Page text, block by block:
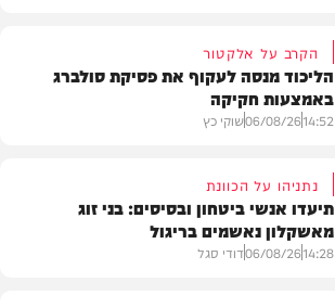
הקרב על אלקטור
הליכוד מנסה לעקוף את פסיקת סולברג
באמצעות חקיקה
14:52
06/08/26שוקי כץ
נתניהו על הכוונת
תיעדו אנשי ביטחון ובסיסים: בני זוג
מאשקלון נאשמים בריגול
14:28
06/08/26דודי סגל